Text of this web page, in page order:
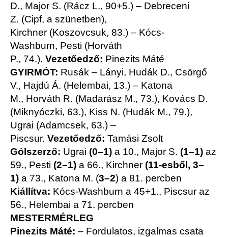
D., Major S. (Rácz L., 90+5.) – Debreceni
Z. (Cipf, a szünetben),
Kirchner (Koszovcsuk, 83.) – Kócs-
Washburn, Pesti (Horváth
P., 74.). Vezetőedző: Pinezits Máté
GYIRMÓT: Rusák – Lányi, Hudák D., Csörgő
V., Hajdú Á. (Helembai, 13.) – Katona
M., Horváth R. (Madarász M., 73.), Kovács D.
(Miknyóczki, 63.), Kiss N. (Hudák M., 79.),
Ugrai (Adamcsek, 63.) –
Piscsur. Vezetőedző: Tamási Zsolt
Gólszerző: Ugrai (0–1) a 10., Major S. (1–1) az
59., Pesti (2–1) a 66., Kirchner (11-esből, 3–
1) a 73., Katona M. (3–2) a 81. percben
Kiállítva: Kócs-Washburn a 45+1., Piscsur az
56., Helembai a 71. percben
MESTERMÉRLEG
Pinezits Máté: – Fordulatos, izgalmas csata